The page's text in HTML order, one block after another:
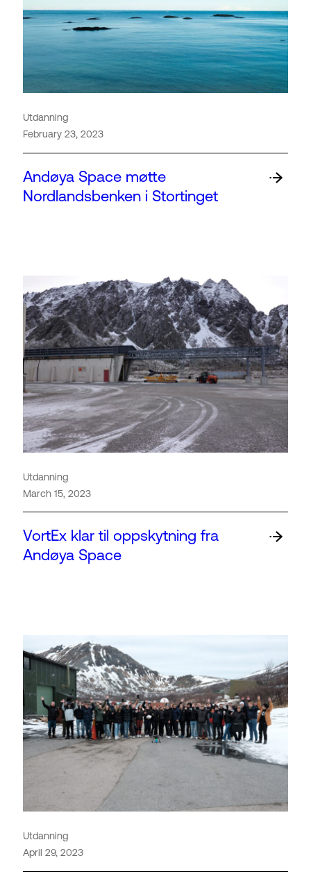
Utdanning
February 23, 2023
Andøya Space møtte
Nordlandsbenken i Stortinget
Utdanning
March 15, 2023
VortEx klar til oppskytning fra
Andøya Space
Utdanning
April 29, 2023